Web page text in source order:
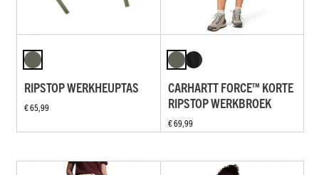
RIPSTOP WERKHEUPTAS
€ 65,99
CARHARTT FORCE™ KORTE
RIPSTOP WERKBROEK
€ 69,99